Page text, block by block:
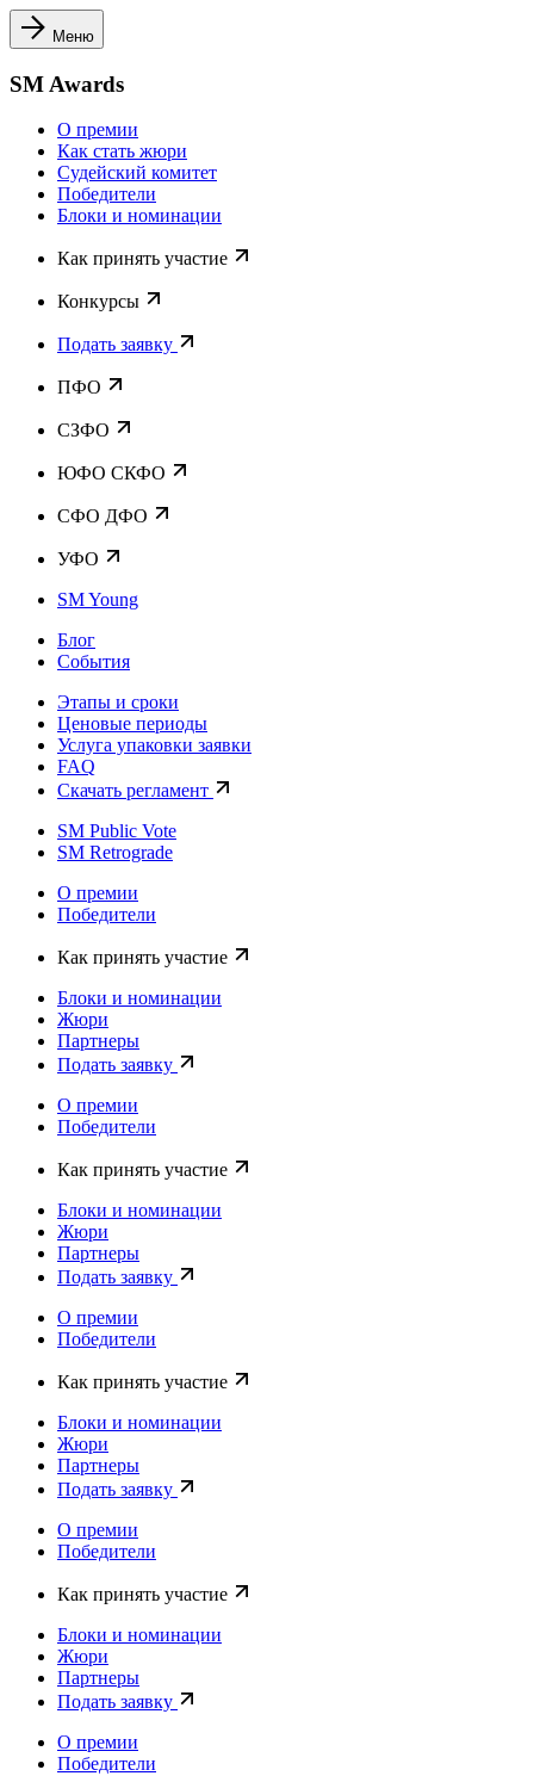
Меню
SM Awards
О премии
Как стать жюри
Судейский комитет
Победители
Блоки и номинации
Как принять участие
Конкурсы
Подать заявку
ПФО
СЗФО
ЮФО СКФО
CФО ДФО
УФО
SM Young
Блог
События
Этапы и сроки
Ценовые периоды
Услуга упаковки заявки
FAQ
Скачать регламент
SM Public Vote
SM Retrograde
О премии
Победители
Как принять участие
Блоки и номинации
Жюри
Партнеры
Подать заявку
О премии
Победители
Как принять участие
Блоки и номинации
Жюри
Партнеры
Подать заявку
О премии
Победители
Как принять участие
Блоки и номинации
Жюри
Партнеры
Подать заявку
О премии
Победители
Как принять участие
Блоки и номинации
Жюри
Партнеры
Подать заявку
О премии
Победители